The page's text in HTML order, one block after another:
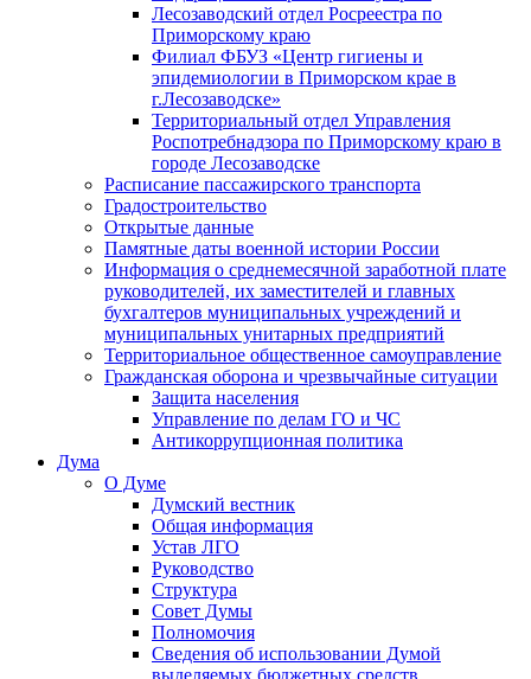
Лесозаводский отдел Росреестра по
Приморскому краю
Филиал ФБУЗ «Центр гигиены и
эпидемиологии в Приморском крае в
г.Лесозаводске»
Территориальный отдел Управления
Роспотребнадзора по Приморскому краю в
городе Лесозаводске
Расписание пассажирского транспорта
Градостроительство
Открытые данные
Памятные даты военной истории России
Информация о среднемесячной заработной плате
руководителей, их заместителей и главных
бухгалтеров муниципальных учреждений и
муниципальных унитарных предприятий
Территориальное общественное самоуправление
Гражданская оборона и чрезвычайные ситуации
Защита населения
Управление по делам ГО и ЧС
Антикоррупционная политика
Дума
О Думе
Думский вестник
Общая информация
Устав ЛГО
Руководство
Структура
Совет Думы
Полномочия
Сведения об использовании Думой